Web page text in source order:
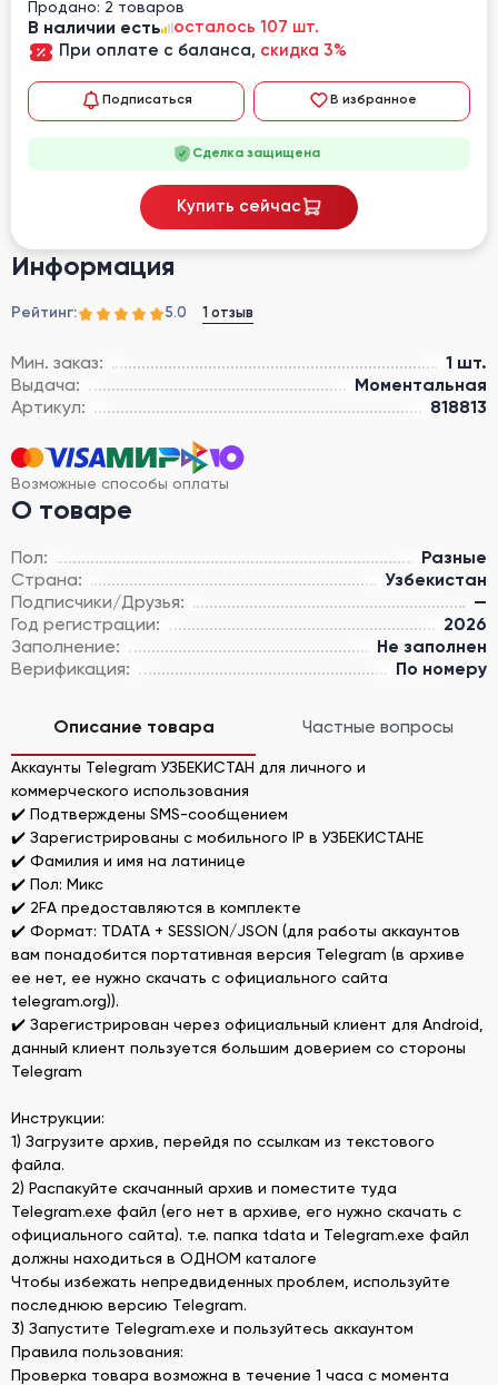
Информация
Рейтинг: 5.0 1 отзыв
Мин. заказ:
1 шт.
Выдача:
Моментальная
Артикул:
818813
Возможные способы оплаты
О товаре
Пол:
Разные
Страна:
Узбекистан
Подписчики/Друзья:
—
Год регистрации:
2026
Заполнение:
Не заполнен
Верификация:
По номеру
Продано: 2 товаров
В наличии есть
осталось 107 шт.
При оплате с баланса, скидка 3%
Подписаться В избранное
Сделка защищена
Купить сейчас
Описание товара Частные вопросы
Аккаунты Telegram УЗБЕКИСТАН для личного и
коммерческого использования
✔️ Подтверждены SMS-сообщением
✔️ Зарегистрированы с мобильного IP в УЗБЕКИСТАНЕ
✔️ Фамилия и имя на латинице
✔️ Пол: Микс
✔️ 2FA предоставляются в комплекте
✔️ Формат: TDATA + SESSION/JSON (для работы аккаунтов
вам понадобится портативная версия Telegram (в архиве
ее нет, ее нужно скачать с официального сайта
telegram.org)).
✔️ Зарегистрирован через официальный клиент для Android,
данный клиент пользуется большим доверием со стороны
Telegram
Инструкции:
1) Загрузите архив, перейдя по ссылкам из текстового
файла.
2) Распакуйте скачанный архив и поместите туда
Telegram.exe файл (его нет в архиве, его нужно скачать с
официального сайта). т.е. папка tdata и Telegram.exe файл
должны находиться в ОДНОМ каталоге
Чтобы избежать непредвиденных проблем, используйте
последнюю версию Telegram.
3) Запустите Telegram.exe и пользуйтесь аккаунтом
Правила пользования:
Проверка товара возможна в течение 1 часа с момента